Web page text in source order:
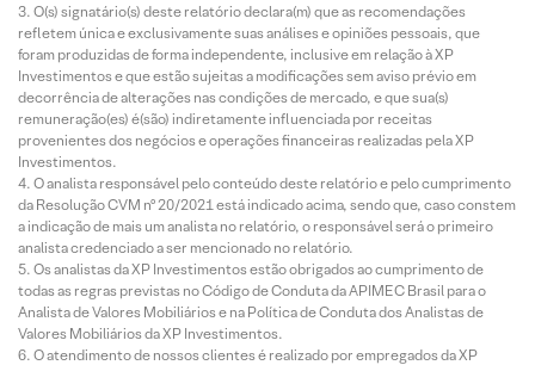
O(s) signatário(s) deste relatório declara(m) que as recomendações
refletem única e exclusivamente suas análises e opiniões pessoais, que
foram produzidas de forma independente, inclusive em relação à XP
Investimentos e que estão sujeitas a modificações sem aviso prévio em
decorrência de alterações nas condições de mercado, e que sua(s)
remuneração(es) é(são) indiretamente influenciada por receitas
provenientes dos negócios e operações financeiras realizadas pela XP
Investimentos.
O analista responsável pelo conteúdo deste relatório e pelo cumprimento
da Resolução CVM nº 20/2021 está indicado acima, sendo que, caso constem
a indicação de mais um analista no relatório, o responsável será o primeiro
analista credenciado a ser mencionado no relatório.
Os analistas da XP Investimentos estão obrigados ao cumprimento de
todas as regras previstas no Código de Conduta da APIMEC Brasil para o
Analista de Valores Mobiliários e na Política de Conduta dos Analistas de
Valores Mobiliários da XP Investimentos.
O atendimento de nossos clientes é realizado por empregados da XP